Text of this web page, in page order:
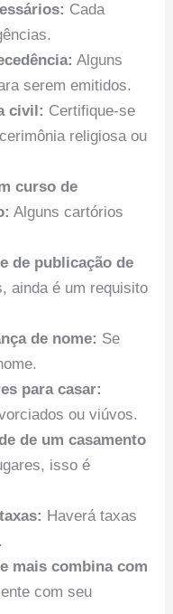
Cada
Alguns
serem emitidos.
civil: Certifique-se
religiosa ou
curso de
Alguns cartórios
de publicação de
ainda é um requisito
de nome: Se
para casar:
ou viúvos.
de um casamento
isso é
Haverá taxas
mais combina com
com seu